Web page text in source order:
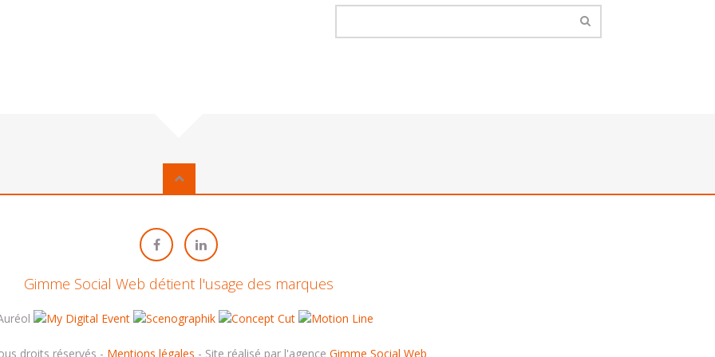
Gimme Social Web détient l'usage des marques
droits réservés - Mentions légales - Site réalisé par l'agence Gimme Social Web